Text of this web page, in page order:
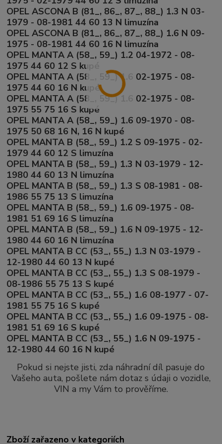
OPEL ASCONA B (81_, 86_, 87_, 88_) 1.3 N 03-
1979 - 08-1981 44 60 13 N limuzína
OPEL ASCONA B (81_, 86_, 87_, 88_) 1.6 N 09-
1975 - 08-1981 44 60 16 N limuzína
OPEL MANTA A (58_, 59_) 1.2 04-1972 - 08-
1975 44 60 12 S kupé
OPEL MANTA A (58_, 59_) 1.6 02-1975 - 08-
1975 44 60 16 N kupé
OPEL MANTA A (58_, 59_) 1.6 02-1975 - 08-
1975 55 75 16 S kupé
OPEL MANTA A (58_, 59_) 1.6 09-1970 - 08-
1975 50 68 16 N, 16 N kupé
OPEL MANTA B (58_, 59_) 1.2 S 09-1975 - 02-
1979 44 60 12 S limuzína
OPEL MANTA B (58_, 59_) 1.3 N 03-1979 - 12-
1980 44 60 13 N limuzína
OPEL MANTA B (58_, 59_) 1.3 S 08-1981 - 08-
1986 55 75 13 S limuzína
OPEL MANTA B (58_, 59_) 1.6 09-1975 - 08-
1981 51 69 16 S limuzína
OPEL MANTA B (58_, 59_) 1.6 N 09-1975 - 12-
1980 44 60 16 N limuzína
OPEL MANTA B CC (53_, 55_) 1.3 N 03-1979 -
12-1980 44 60 13 N kupé
OPEL MANTA B CC (53_, 55_) 1.3 S 08-1979 -
08-1986 55 75 13 S kupé
OPEL MANTA B CC (53_, 55_) 1.6 08-1977 - 07-
1981 55 75 16 S kupé
OPEL MANTA B CC (53_, 55_) 1.6 09-1975 - 08-
1981 51 69 16 S kupé
OPEL MANTA B CC (53_, 55_) 1.6 N 09-1975 -
12-1980 44 60 16 N kupé
Pokud si nejste jisti, zda náhradní díl pasuje do
Vašeho auta, pošlete nám dotaz s údaji o vozidle,
VIN a my Vám to prověříme.
Zboží zařazeno v kategoriích